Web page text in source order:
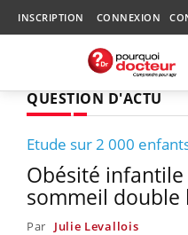
INSCRIPTION CONNEXION
QUESTION D'ACTU
Etude sur 2 000
Obésité
sommeil double
Par Julie Levallois